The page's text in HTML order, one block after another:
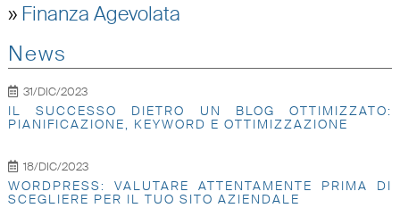
» Finanza Agevolata
News
31/DIC/2023
IL SUCCESSO DIETRO UN BLOG OTTIMIZZATO:
PIANIFICAZIONE, KEYWORD E OTTIMIZZAZIONE
18/DIC/2023
WORDPRESS: VALUTARE ATTENTAMENTE PRIMA DI
SCEGLIERE PER IL TUO SITO AZIENDALE